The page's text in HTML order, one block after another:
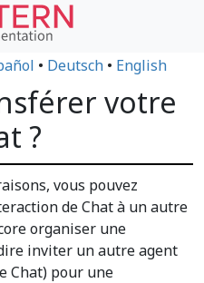
• Deutsch • English
votre
?
vous pouvez
de Chat à un autre
organiser une
inviter un autre agent
Chat) pour une